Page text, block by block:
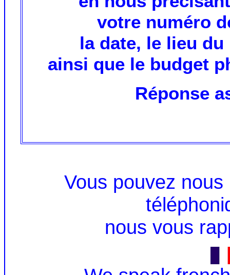
votre numéro
la date, le lieu
ainsi que le budget
Réponse
Vous pouvez
nous vous